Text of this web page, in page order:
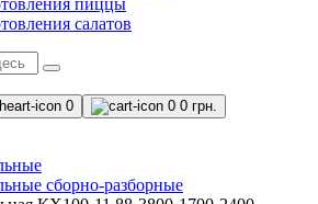
пиццы
салатов
0 0 0 грн.
сборно-разборные